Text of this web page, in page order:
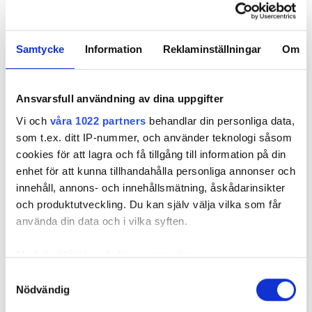
Samtycke Information Reklaminställningar Om
Ansvarsfull användning av dina uppgifter
Vi och våra 1022 partners behandlar din personliga data,
som t.ex. ditt IP-nummer, och använder teknologi såsom
cookies för att lagra och få tillgång till information på din
enhet för att kunna tillhandahålla personliga annonser och
innehåll, annons- och innehållsmätning, åskådarinsikter
och produktutveckling. Du kan själv välja vilka som får
använda din data och i vilka syften.
Med din tillåtelse skulle vi även vilja:
som kan ha en noggrannhet på upp till flera meter
Nödvändig
ELSÄKERHET
Nyhetsbrev
Prenumerera på vårt nyhetsbrev och få nyheter, tips
och bevakningar rakt ner i inkorgen